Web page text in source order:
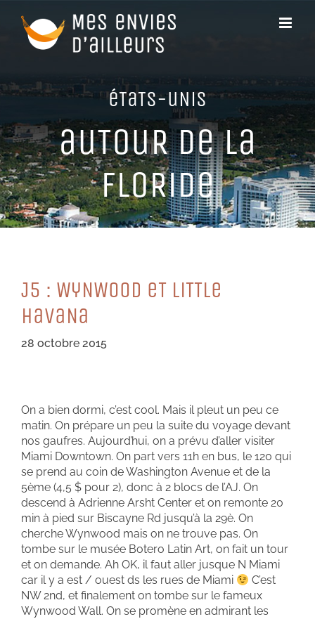
contenu
éTaTS-uNiS
auTouR De La
FLoRiDe
J5 : WyNWooD eT LiTTLe
HaVaNa
28 octobre 2015
On a bien dormi, c’est cool. Mais il pleut un peu ce
matin. On prépare un peu la suite du voyage devant
nos gaufres. Aujourd’hui, on a prévu d’aller visiter
Miami Downtown. On part vers 11h en bus, le 120 qui
se prend au coin de Washington Avenue et de la
5ème (4,5 $ pour 2), donc à 2 blocs de l’AJ. On
descend à Adrienne Arsht Center et on remonte 20
min à pied sur Biscayne Rd jusqu’à la 29è. On
cherche Wynwood mais on ne trouve pas. On
tombe sur le musée Botero Latin Art, on fait un tour
et on demande. Ah OK, il faut aller jusque N Miami
car il y a est / ouest ds les rues de Miami
C’est
NW 2nd, et finalement on tombe sur le fameux
Wynwood Wall. On se promène en admirant les